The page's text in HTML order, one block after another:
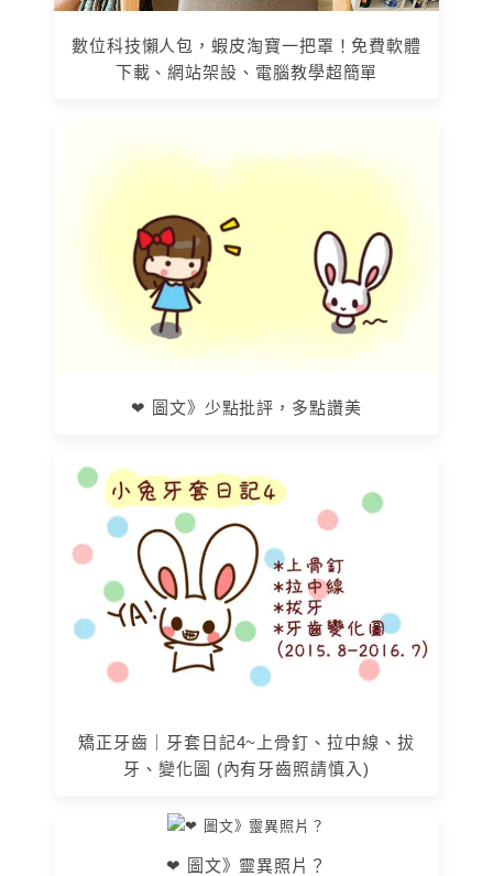
數位科技懶人包，蝦皮淘寶一把罩！免費軟體
下載、網站架設、電腦教學超簡單
❤ 圖文》少點批評，多點讚美
矯正牙齒｜牙套日記4~上骨釘、拉中線、拔
牙、變化圖 (內有牙齒照請慎入)
❤ 圖文》靈異照片？